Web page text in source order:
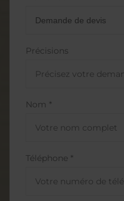
Précisions
Nom *
Téléphone *